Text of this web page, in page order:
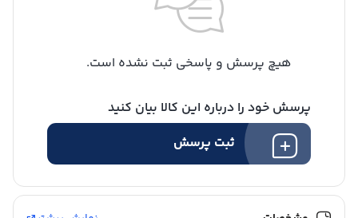
هیچ پرسش و پاسخی ثبت نشده است.
پرسش خود را درباره این کالا بیان کنید
ثبت پرسش